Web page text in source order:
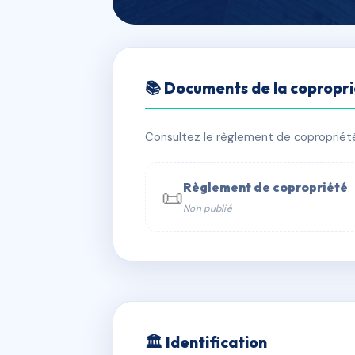
37 AVENUE
📍 37 av gambetta 94700 Maisons-
📞 Contacter Syndic Digital
📚 Documents de la
Consultez le règlement de
📜Règlement de copropriété
Non publié
🏛 Identification